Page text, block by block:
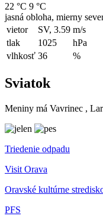
22 °C 9 °C
jasná obloha, mierny
vietor
SV, 3.59 m/s
tlak
1025
hPa
vlhkosť 36 %
Sviatok
Meniny má Vavrinec ,
Triedenie odpadu
Visit Orava
Oravské kultúrne
PFS